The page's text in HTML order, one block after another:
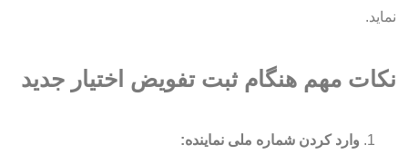
نماید.
نکات مهم هنگام ثبت تفویض اختیار جدید
وارد کردن شماره ملی نماینده: